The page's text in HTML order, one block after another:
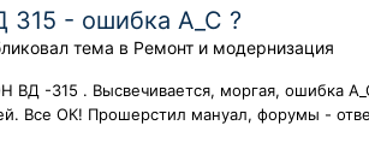
- ошибка А_С ?
тема в Ремонт и модернизация
ВД -315 . Высвечивается, моргая, ошибка
Все ОК! Прошерстил мануал, форумы -